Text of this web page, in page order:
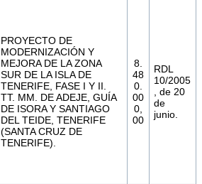
PROYECTO DE
MODERNIZACIÓN Y
MEJORA DE LA ZONA
SUR DE LA ISLA DE
TENERIFE, FASE I Y II.
TT. MM. DE ADEJE, GUÍA
DE ISORA Y SANTIAGO
DEL TEIDE, TENERIFE
(SANTA CRUZ DE
TENERIFE).
8.
48
0.
00
0,
00
RDL
10/2005
, de 20
de
junio.